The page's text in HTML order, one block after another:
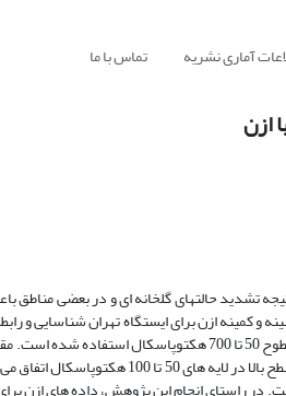
آماری نشریه تماس با ما
ازن
تشدید حالتهای گلخانه ای و در بعضی مناطق
کمینه ازن برای ایستگاه تهران شناسایی و
گردد. جهت انجام این کار از مولفه های فشار، رطوبت، دما، موج بلند و کوتاه